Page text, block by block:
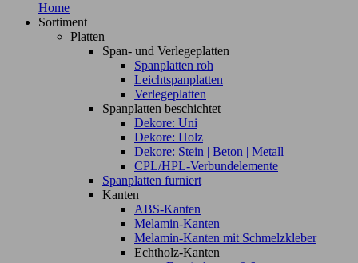
Home
Sortiment
Platten
Span- und Verlegeplatten
Spanplatten roh
Leichtspanplatten
Verlegeplatten
Spanplatten beschichtet
Dekore: Uni
Dekore: Holz
Dekore: Stein | Beton | Metall
CPL/HPL-Verbundelemente
Spanplatten furniert
Kanten
ABS-Kanten
Melamin-Kanten
Melamin-Kanten mit Schmelzkleber
Echtholz-Kanten